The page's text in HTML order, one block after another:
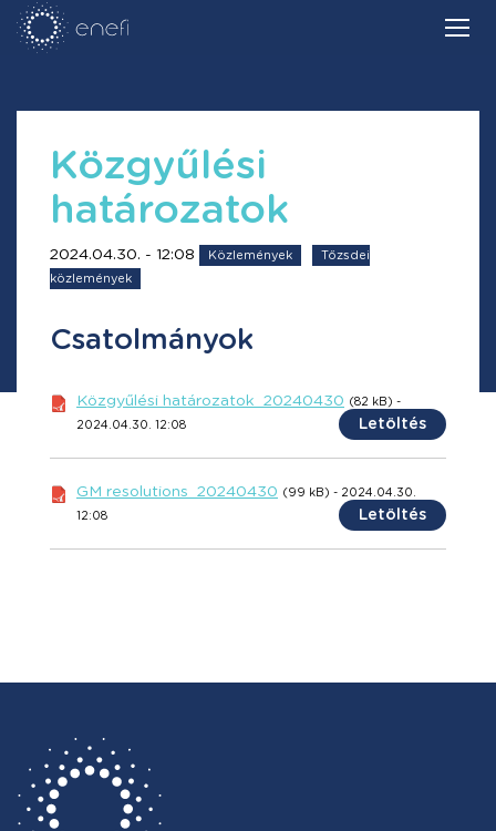
Közgyűlési
határozatok
2024.04.30. - 12:08 Közlemények
Tőzsdei
közlemények
Csatolmányok
Közgyűlési határozatok_20240430 (82 kB) -
2024.04.30. 12:08 Letöltés
GM resolutions_20240430 (99 kB) - 2024.04.30.
12:08 Letöltés